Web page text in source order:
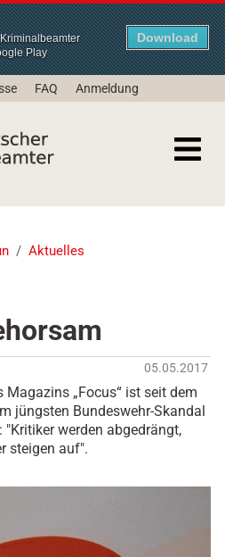
Play
Download
FAQ Anmeldung
Aktuelles
05.05.2017
Magazins „Focus“ ist seit dem
jüngsten Bundeswehr-Skandal
werden abgedrängt,
steigen auf".